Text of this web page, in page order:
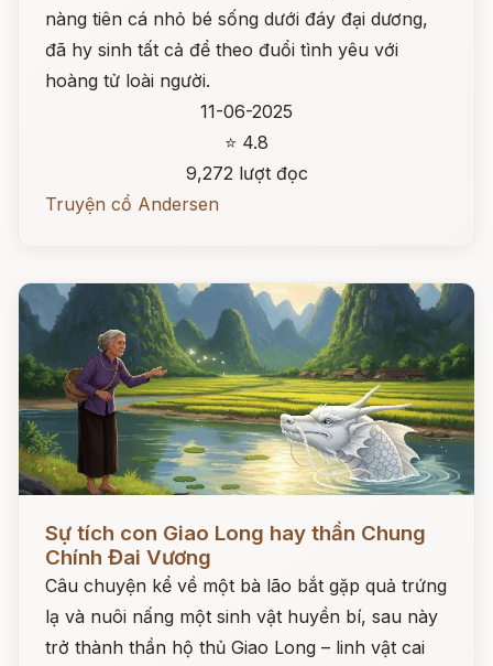
nàng tiên cá nhỏ bé sống dưới đáy đại dương,
đã hy sinh tất cả để theo đuổi tình yêu với
hoàng tử loài người.
11-06-2025
⭐ 4.8
9,272 lượt đọc
Truyện cổ Andersen
Sự tích con Giao Long hay thần Chung
Chính Đai Vương
Câu chuyện kể về một bà lão bắt gặp quả trứng
lạ và nuôi nấng một sinh vật huyền bí, sau này
trở thành thần hộ thủ Giao Long – linh vật cai